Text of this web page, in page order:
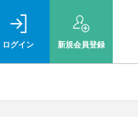
ログイン 新規会員登録